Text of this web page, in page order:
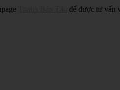
để được tư vấn